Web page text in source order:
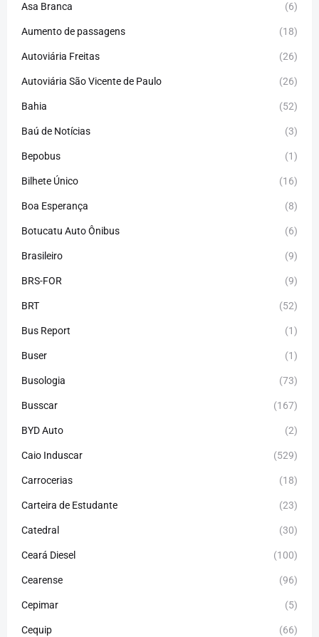
Asa Branca (6)
Aumento de passagens (18)
Autoviária Freitas (26)
Autoviária São Vicente de Paulo (26)
Bahia (52)
Baú de Notícias (3)
Bepobus (1)
Bilhete Único (16)
Boa Esperança (8)
Botucatu Auto Ônibus (6)
Brasileiro (9)
BRS-FOR (9)
BRT (52)
Bus Report (1)
Buser (1)
Busologia (73)
Busscar (167)
BYD Auto (2)
Caio Induscar (529)
Carrocerias (18)
Carteira de Estudante (23)
Catedral (30)
Ceará Diesel (100)
Cearense (96)
Cepimar (5)
Cequip (66)